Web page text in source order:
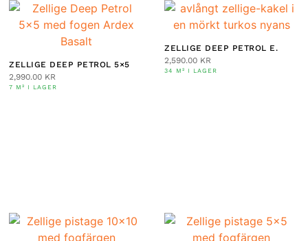
ZELLIGE DEEP PETROL 5×5
2,990.00 KR
7 M² I LAGER
ZELLIGE DEEP PETROL E.
2,590.00 KR
34 M² I LAGER